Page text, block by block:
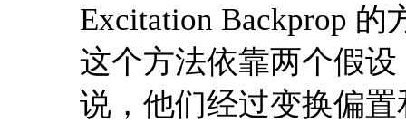
Excitation Backprop
这个方法依靠两个假设
说，他们经过变换偏置